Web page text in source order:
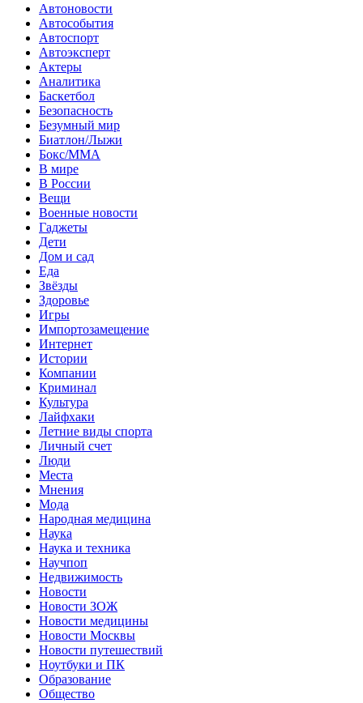
Автоновости
Автособытия
Автоспорт
Автоэксперт
Актеры
Аналитика
Баскетбол
Безопасность
Безумный мир
Биатлон/Лыжи
Бокс/MMA
В мире
В России
Вещи
Военные новости
Гаджеты
Дети
Дом и сад
Еда
Звёзды
Здоровье
Игры
Импортозамещение
Интернет
Истории
Компании
Криминал
Культура
Лайфхаки
Летние виды спорта
Личный счет
Люди
Места
Мнения
Мода
Народная медицина
Наука
Наука и техника
Научпоп
Недвижимость
Новости
Новости ЗОЖ
Новости медицины
Новости Москвы
Новости путешествий
Ноутбуки и ПК
Образование
Общество